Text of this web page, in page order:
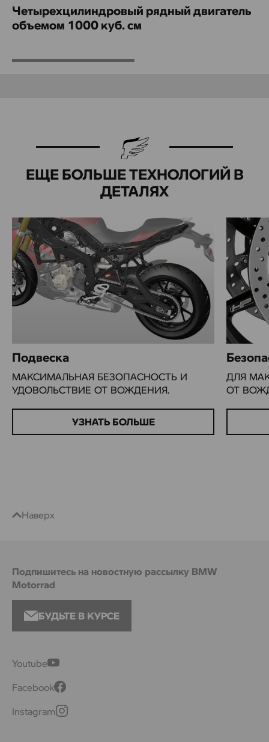
Четырехцилиндровый рядный двигатель
объемом 1000 куб. см
ЕЩЕ БОЛЬШЕ ТЕХНОЛОГИЙ В
ДЕТАЛЯХ
Подвеска
МАКСИМАЛЬНАЯ БЕЗОПАСНОСТЬ И
УДОВОЛЬСТВИЕ ОТ ВОЖДЕНИЯ.
УЗНАТЬ БОЛЬШЕ
ДЛЯ
ОТ
Наверх
Подпишитесь на новостную рассылку BMW
Motorrad
БУДЬТЕ В КУРСЕ
Youtube
Facebook
Instagram